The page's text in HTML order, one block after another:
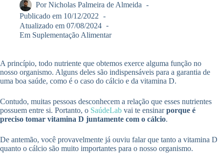
Por Nicholas Palmeira de Almeida
Publicado em 10/12/2022
Atualizado em 07/08/2024
Em Suplementação Alimentar
A princípio, todo nutriente que obtemos exerce alguma função no
nosso organismo. Alguns deles são indispensáveis para a garantia de
uma boa saúde, como é o caso do cálcio e da vitamina D.
Contudo, muitas pessoas desconhecem a relação que esses nutrientes
possuem entre si. Portanto, o SaúdeLab vai te ensinarporque é
preciso tomar vitamina D juntamente com o cálcio.
De antemão, você provavelmente já ouviu falar que tanto a vitamina D
quanto o cálcio são muito importantes para o nosso organismo.